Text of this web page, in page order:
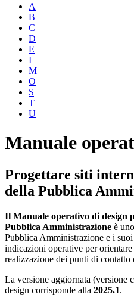
A
B
C
D
E
I
M
O
S
T
U
Manuale
Progettare siti
della Pubblica
Il Manuale operativo di design
Pubblica Amministrazione è
Pubblica Amministrazione e i
indicazioni operative per
realizzazione dei punti di
La versione aggiornata (versione
design corrisponde alla 2025.1.